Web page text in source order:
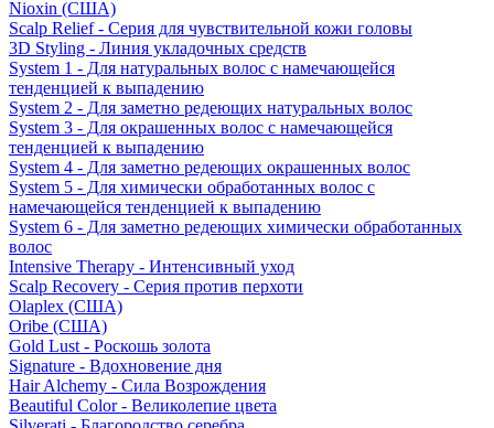
Nioxin (США)
Scalp Relief - Серия для чувствительной кожи головы
3D Styling - Линия укладочных средств
System 1 - Для натуральных волос с намечающейся
тенденцией к выпадению
System 2 - Для заметно редеющих натуральных волос
System 3 - Для окрашенных волос с намечающейся
тенденцией к выпадению
System 4 - Для заметно редеющих окрашенных волос
System 5 - Для химически обработанных волос с
намечающейся тенденцией к выпадению
System 6 - Для заметно редеющих химически обработанных
волос
Intensive Therapy - Интенсивный уход
Scalp Recovery - Серия против перхоти
Olaplex (США)
Oribe (США)
Gold Lust - Роскошь золота
Signature - Вдохновение дня
Hair Alchemy - Сила Возрождения
Beautiful Color - Великолепие цвета